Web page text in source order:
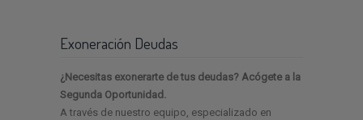
Exoneración Deudas
¿Necesitas exonerarte de tus deudas? Acógete a la
Segunda Oportunidad.
A través de nuestro equipo, especializado en